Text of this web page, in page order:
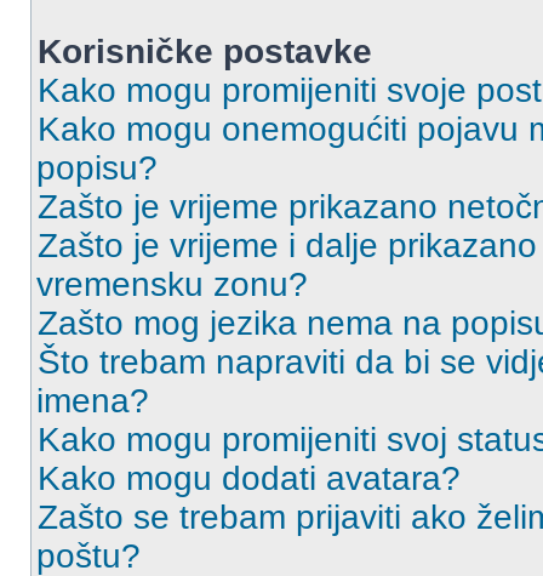
Korisničke postavke
Kako mogu promijeniti svoje
Kako mogu onemogućiti pojavu
popisu?
Zašto je vrijeme prikazano
Zašto je vrijeme i dalje
vremensku zonu?
Zašto mog jezika nema na
Što trebam napraviti da bi se
imena?
Kako mogu promijeniti svoj
Kako mogu dodati avatara?
Zašto se trebam prijaviti ako
poštu?